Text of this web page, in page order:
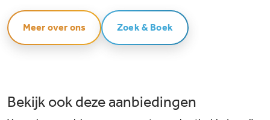
Meer over ons Zoek & Boek
Bekijk ook deze aanbiedingen